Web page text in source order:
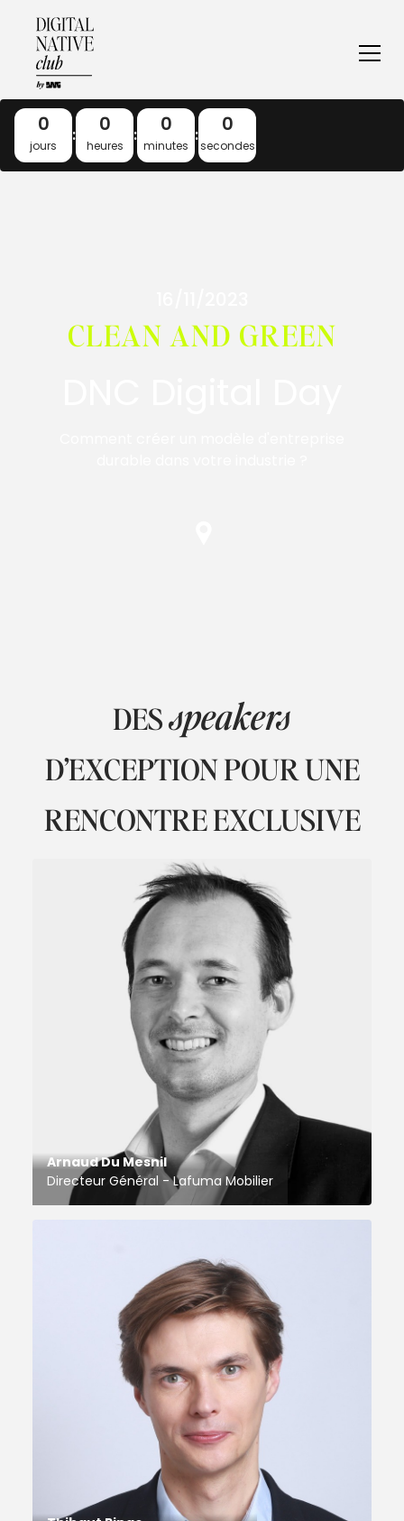
0
jours
: 0
heures
: 0
minutes
: 0
secondes
CLEAN AND GREEN
DESspeakers
D’EXCEPTION POUR UNE
RENCONTRE EXCLUSIVE
Arnaud Du Mesnil
Directeur Général - Lafuma Mobilier